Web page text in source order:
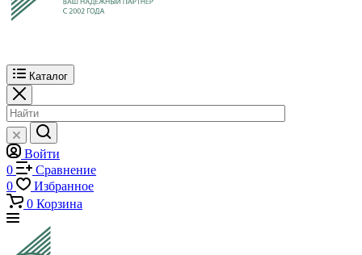
Каталог
Войти
0
Сравнение
0
Избранное
0 Корзина